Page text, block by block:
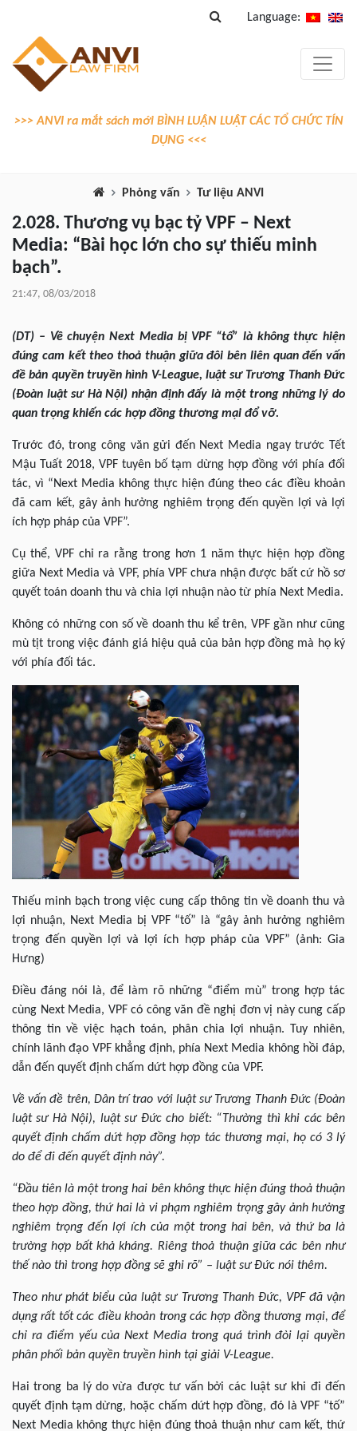
Language:
>>> ANVI ra mắt sách mới BÌNH LUẬN LUẬT CÁC TỔ CHỨC TÍN
DỤNG <<<
Phỏng vấn Tư liệu ANVI
2.028. Thương vụ bạc tỷ VPF – Next
Media: “Bài học lớn cho sự thiếu minh
bạch”.
21:47, 08/03/2018
(DT) – Về chuyện Next Media bị VPF “tố” là không thực hiện
đúng cam kết theo thoả thuận giữa đôi bên liên quan đến vấn
đề bản quyền truyền hình V-League, luật sư Trương Thanh Đức
(Đoàn luật sư Hà Nội) nhận định đấy là một trong những lý do
quan trọng khiến các hợp đồng thương mại đổ vỡ.
Trước đó, trong công văn gửi đến Next Media ngay trước Tết
Mậu Tuất 2018, VPF tuyên bố tạm dừng hợp đồng với phía đối
tác, vì “Next Media không thực hiện đúng theo các điều khoản
đã cam kết, gây ảnh hưởng nghiêm trọng đến quyền lợi và lợi
ích hợp pháp của VPF”.
Cụ thể, VPF chỉ ra rằng trong hơn 1 năm thực hiện hợp đồng
giữa Next Media và VPF, phía VPF chưa nhận được bất cứ hồ sơ
quyết toán doanh thu và chia lợi nhuận nào từ phía Next Media.
Không có những con số về doanh thu kể trên, VPF gần như cũng
mù tịt trong việc đánh giá hiệu quả của bản hợp đồng mà họ ký
với phía đối tác.
Thiếu minh bạch trong việc cung cấp thông tin về doanh thu và
lợi nhuận, Next Media bị VPF “tố” là “gây ảnh hưởng nghiêm
trọng đến quyền lợi và lợi ích hợp pháp của VPF” (ảnh: Gia
Hưng)
Điều đáng nói là, để làm rõ những “điểm mù” trong hợp tác
cùng Next Media, VPF có công văn đề nghị đơn vị này cung cấp
thông tin về việc hạch toán, phân chia lợi nhuận. Tuy nhiên,
chính lãnh đạo VPF khẳng định, phía Next Media không hồi đáp,
dẫn đến quyết định chấm dứt hợp đồng của VPF.
Về vấn đề trên, Dân trí trao với luật sư Trương Thanh Đức (Đoàn
luật sư Hà Nội), luật sư Đức cho biết: “Thường thì khi các bên
quyết định chấm dứt hợp đồng hợp tác thương mại, họ có 3 lý
do để đi đến quyết định này”.
“Đầu tiên là một trong hai bên không thực hiện đúng thoả thuận
theo hợp đồng, thứ hai là vi phạm nghiêm trọng gây ảnh hưởng
nghiêm trọng đến lợi ích của một trong hai bên, và thứ ba là
trường hợp bất khả kháng. Riêng thoả thuận giữa các bên như
thế nào thì trong hợp đồng sẽ ghi rõ” – luật sư Đức nói thêm.
Theo như phát biểu của luật sư Trương Thanh Đức, VPF đã vận
dụng rất tốt các điều khoản trong các hợp đồng thương mại, để
chỉ ra điểm yếu của Next Media trong quá trình đòi lại quyền
phân phối bản quyền truyền hình tại giải V-League.
Hai trong ba lý do vừa được tư vấn bởi các luật sư khi đi đến
quyết định tạm dừng, hoặc chấm dứt hợp đồng, đó là VPF “tố”
Next Media không thực hiện đúng thoả thuận như cam kết, thứ